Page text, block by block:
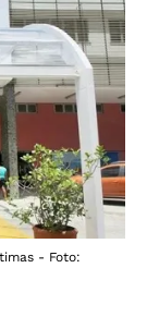
- Foto: